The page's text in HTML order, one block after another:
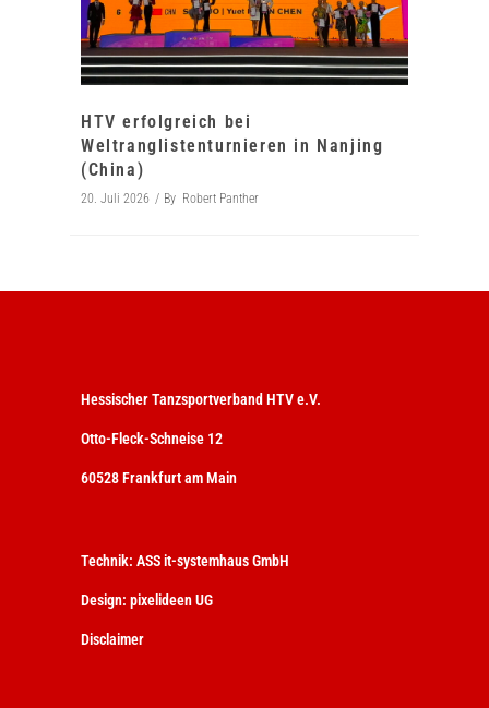
HTV erfolgreich bei
Weltranglistenturnieren in Nanjing
(China)
20. Juli 2026 By Robert Panther
Hessischer Tanzsportverband HTV e.V.
Otto-Fleck-Schneise 12
60528 Frankfurt am Main
Technik: ASS it-systemhaus GmbH
Design: pixelideen UG
Disclaimer